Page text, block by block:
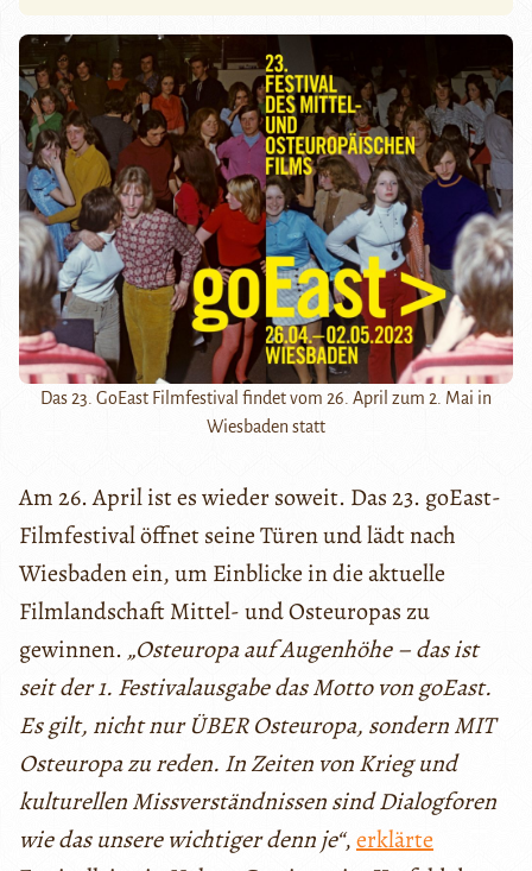
Das 23. GoEast Filmfestival findet vom 26. April zum 2. Mai in
Wiesbaden statt
Am 26. April ist es wieder soweit. Das 23. goEast-
Filmfestival öffnet seine Türen und lädt nach
Wiesbaden ein, um Einblicke in die aktuelle
Filmlandschaft Mittel- und Osteuropas zu
gewinnen. „Osteuropa auf Augenhöhe – das ist
seit der 1. Festivalausgabe das Motto von goEast.
Es gilt, nicht nur ÜBER Osteuropa, sondern MIT
Osteuropa zu reden. In Zeiten von Krieg und
kulturellen Missverständnissen sind Dialogforen
wie das unsere wichtiger denn je“,erklärte